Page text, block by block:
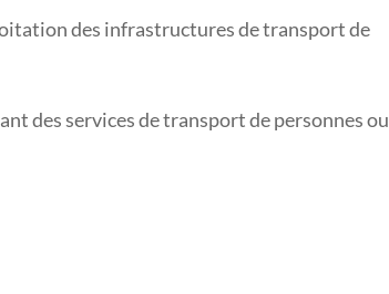
des infrastructures de transport de
des services de transport de personnes ou